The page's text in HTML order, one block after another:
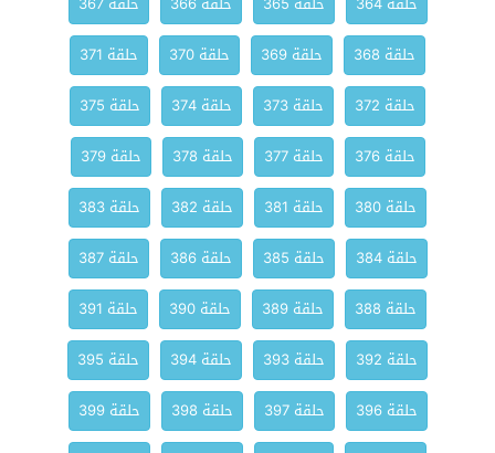
حلقة 368
حلقة 369 حلقة 370
حلقة 371
حلقة 372
حلقة 373 حلقة 374
حلقة 375
حلقة 376
حلقة 377 حلقة 378
حلقة 379
حلقة 380
حلقة 381 حلقة 382
حلقة 383
حلقة 384
حلقة 385 حلقة 386
حلقة 387
حلقة 388
حلقة 389 حلقة 390
حلقة 391
حلقة 392
حلقة 393 حلقة 394
حلقة 395
حلقة 396
حلقة 397 حلقة 398
حلقة 399